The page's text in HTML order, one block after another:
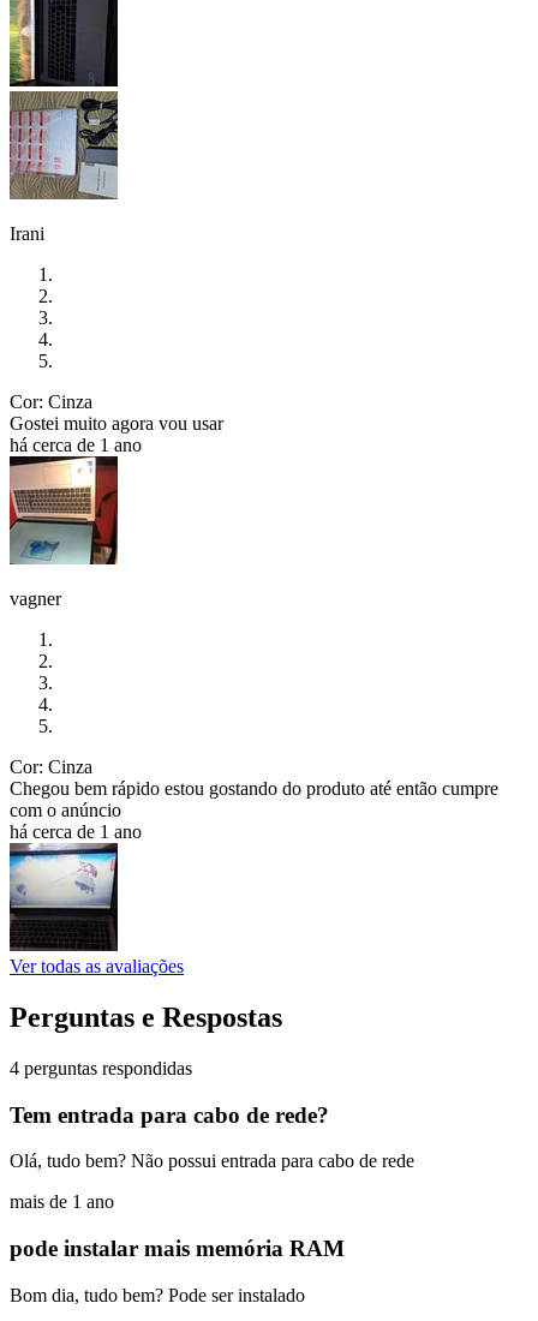
Irani
Cor: Cinza
Gostei muito agora vou usar
há cerca de 1 ano
vagner
Cor: Cinza
Chegou bem rápido estou gostando do produto até então cumpre
com o anúncio
há cerca de 1 ano
Ver todas as avaliações
Perguntas e Respostas
4 perguntas respondidas
Tem entrada para cabo de rede?
Olá, tudo bem? Não possui entrada para cabo de rede
mais de 1 ano
pode instalar mais memória RAM
Bom dia, tudo bem? Pode ser instalado